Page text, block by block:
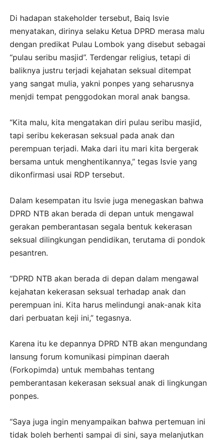
Di hadapan stakeholder tersebut, Baiq Isvie
menyatakan, dirinya selaku Ketua DPRD merasa malu
dengan predikat Pulau Lombok yang disebut sebagai
“pulau seribu masjid”. Terdengar religius, tetapi di
baliknya justru terjadi kejahatan seksual ditempat
yang sangat mulia, yakni ponpes yang seharusnya
menjdi tempat penggodokan moral anak bangsa.
“Kita malu, kita mengatakan diri pulau seribu masjid,
tapi seribu kekerasan seksual pada anak dan
perempuan terjadi. Maka dari itu mari kita bergerak
bersama untuk menghentikannya,” tegas Isvie yang
dikonfirmasi usai RDP tersebut.
Dalam kesempatan itu Isvie juga menegaskan bahwa
DPRD NTB akan berada di depan untuk mengawal
gerakan pemberantasan segala bentuk kekerasan
seksual dilingkungan pendidikan, terutama di pondok
pesantren.
“DPRD NTB akan berada di depan dalam mengawal
kejahatan kekerasan seksual terhadap anak dan
perempuan ini. Kita harus melindungi anak-anak kita
dari perbuatan keji ini,” tegasnya.
Karena itu ke depannya DPRD NTB akan mengundang
lansung forum komunikasi pimpinan daerah
(Forkopimda) untuk membahas tentang
pemberantasan kekerasan seksual anak di lingkungan
ponpes.
“Saya juga ingin menyampaikan bahwa pertemuan ini
tidak boleh berhenti sampai di sini, saya melanjutkan